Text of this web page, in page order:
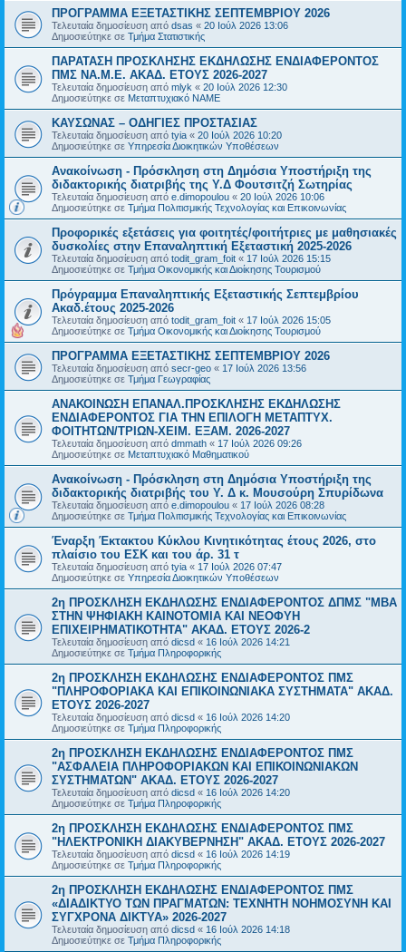
ΠΡΟΓΡΑΜΜΑ ΕΞΕΤΑΣΤΙΚΗΣ ΣΕΠΤΕΜΒΡΙΟΥ 2026
Τελευταία δημοσίευση από dsas « 20 Ιούλ 2026 13:06
Δημοσιεύτηκε σε Τμήμα Στατιστικής
ΠΑΡΑΤΑΣΗ ΠΡΟΣΚΛΗΣΗΣ ΕΚΔΗΛΩΣΗΣ ΕΝΔΙΑΦΕΡΟΝΤΟΣ
ΠΜΣ ΝΑ.Μ.Ε. ΑΚΑΔ. ΕΤΟΥΣ 2026-2027
Τελευταία δημοσίευση από mlyk « 20 Ιούλ 2026 12:30
Δημοσιεύτηκε σε Μεταπτυχιακό ΝΑΜΕ
ΚΑΥΣΩΝΑΣ – ΟΔΗΓΙΕΣ ΠΡΟΣΤΑΣΙΑΣ
Τελευταία δημοσίευση από tyia « 20 Ιούλ 2026 10:20
Δημοσιεύτηκε σε Υπηρεσία Διοικητικών Υποθέσεων
Ανακοίνωση - Πρόσκληση στη Δημόσια Υποστήριξη της
διδακτορικής διατριβής της Υ.Δ Φουτσιτζή Σωτηρίας
Τελευταία δημοσίευση από e.dimopoulou « 20 Ιούλ 2026 10:06
Δημοσιεύτηκε σε Τμήμα Πολιτισμικής Τεχνολογίας και Επικοινωνίας
Προφορικές εξετάσεις για φοιτητές/φοιτήτριες με μαθησιακές
δυσκολίες στην Επαναληπτική Εξεταστική 2025-2026
Τελευταία δημοσίευση από todit_gram_foit « 17 Ιούλ 2026 15:15
Δημοσιεύτηκε σε Τμήμα Οικονομικής και Διοίκησης Τουρισμού
Πρόγραμμα Επαναληπτικής Εξεταστικής Σεπτεμβρίου
Ακαδ.έτους 2025-2026
Τελευταία δημοσίευση από todit_gram_foit « 17 Ιούλ 2026 15:05
Δημοσιεύτηκε σε Τμήμα Οικονομικής και Διοίκησης Τουρισμού
ΠΡΟΓΡΑΜΜΑ ΕΞΕΤΑΣΤΙΚΗΣ ΣΕΠΤΕΜΒΡΙΟΥ 2026
Τελευταία δημοσίευση από secr-geo « 17 Ιούλ 2026 13:56
Δημοσιεύτηκε σε Τμήμα Γεωγραφίας
ΑΝΑΚΟΙΝΩΣΗ ΕΠΑΝΑΛ.ΠΡΟΣΚΛΗΣΗΣ ΕΚΔΗΛΩΣΗΣ
ΕΝΔΙΑΦΕΡΟΝΤΟΣ ΓΙΑ ΤΗΝ ΕΠΙΛΟΓΗ ΜΕΤΑΠΤΥΧ.
ΦΟΙΤΗΤΩΝ/ΤΡΙΩΝ-ΧΕΙΜ. ΕΞΑΜ. 2026-2027
Τελευταία δημοσίευση από dmmath « 17 Ιούλ 2026 09:26
Δημοσιεύτηκε σε Μεταπτυχιακό Μαθηματικού
Ανακοίνωση - Πρόσκληση στη Δημόσια Υποστήριξη της
διδακτορικής διατριβής του Υ. Δ κ. Μουσούρη Σπυρίδωνα
Τελευταία δημοσίευση από e.dimopoulou « 17 Ιούλ 2026 08:28
Δημοσιεύτηκε σε Τμήμα Πολιτισμικής Τεχνολογίας και Επικοινωνίας
Έναρξη Έκτακτου Κύκλου Κινητικότητας έτους 2026, στο
πλαίσιο του ΕΣΚ και του άρ. 31 τ
Τελευταία δημοσίευση από tyia « 17 Ιούλ 2026 07:47
Δημοσιεύτηκε σε Υπηρεσία Διοικητικών Υποθέσεων
2η ΠΡΟΣΚΛΗΣΗ ΕΚΔΗΛΩΣΗΣ ΕΝΔΙΑΦΕΡΟΝΤΟΣ ΔΠΜΣ "ΜΒΑ
ΣΤΗΝ ΨΗΦΙΑΚΗ ΚΑΙΝΟΤΟΜΙΑ ΚΑΙ ΝΕΟΦΥΗ
ΕΠΙΧΕΙΡΗΜΑΤΙΚΟΤΗΤΑ" ΑΚΑΔ. ΕΤΟΥΣ 2026-2
Τελευταία δημοσίευση από dicsd « 16 Ιούλ 2026 14:21
Δημοσιεύτηκε σε Τμήμα Πληροφορικής
2η ΠΡΟΣΚΛΗΣΗ ΕΚΔΗΛΩΣΗΣ ΕΝΔΙΑΦΕΡΟΝΤΟΣ ΠΜΣ
"ΠΛΗΡΟΦΟΡΙΑΚΑ ΚΑΙ ΕΠΙΚΟΙΝΩΝΙΑΚΑ ΣΥΣΤΗΜΑΤΑ" ΑΚΑΔ.
ΕΤΟΥΣ 2026-2027
Τελευταία δημοσίευση από dicsd « 16 Ιούλ 2026 14:20
Δημοσιεύτηκε σε Τμήμα Πληροφορικής
2η ΠΡΟΣΚΛΗΣΗ ΕΚΔΗΛΩΣΗΣ ΕΝΔΙΑΦΕΡΟΝΤΟΣ ΠΜΣ
"ΑΣΦΑΛΕΙΑ ΠΛΗΡΟΦΟΡΙΑΚΩΝ ΚΑΙ ΕΠΙΚΟΙΝΩΝΙΑΚΩΝ
ΣΥΣΤΗΜΑΤΩΝ" ΑΚΑΔ. ΕΤΟΥΣ 2026-2027
Τελευταία δημοσίευση από dicsd « 16 Ιούλ 2026 14:20
Δημοσιεύτηκε σε Τμήμα Πληροφορικής
2η ΠΡΟΣΚΛΗΣΗ ΕΚΔΗΛΩΣΗΣ ΕΝΔΙΑΦΕΡΟΝΤΟΣ ΠΜΣ
"ΗΛΕΚΤΡΟΝΙΚΗ ΔΙΑΚΥΒΕΡΝΗΣΗ" ΑΚΑΔ. ΕΤΟΥΣ 2026-2027
Τελευταία δημοσίευση από dicsd « 16 Ιούλ 2026 14:19
Δημοσιεύτηκε σε Τμήμα Πληροφορικής
2η ΠΡΟΣΚΛΗΣΗ ΕΚΔΗΛΩΣΗΣ ΕΝΔΙΑΦΕΡΟΝΤΟΣ ΠΜΣ
«ΔΙΑΔΙΚΤΥΟ ΤΩΝ ΠΡΑΓΜΑΤΩΝ: ΤΕΧΝΗΤΗ ΝΟΗΜΟΣΥΝΗ ΚΑΙ
ΣΥΓΧΡΟΝΑ ΔΙΚΤΥΑ» 2026-2027
Τελευταία δημοσίευση από dicsd « 16 Ιούλ 2026 14:18
Δημοσιεύτηκε σε Τμήμα Πληροφορικής